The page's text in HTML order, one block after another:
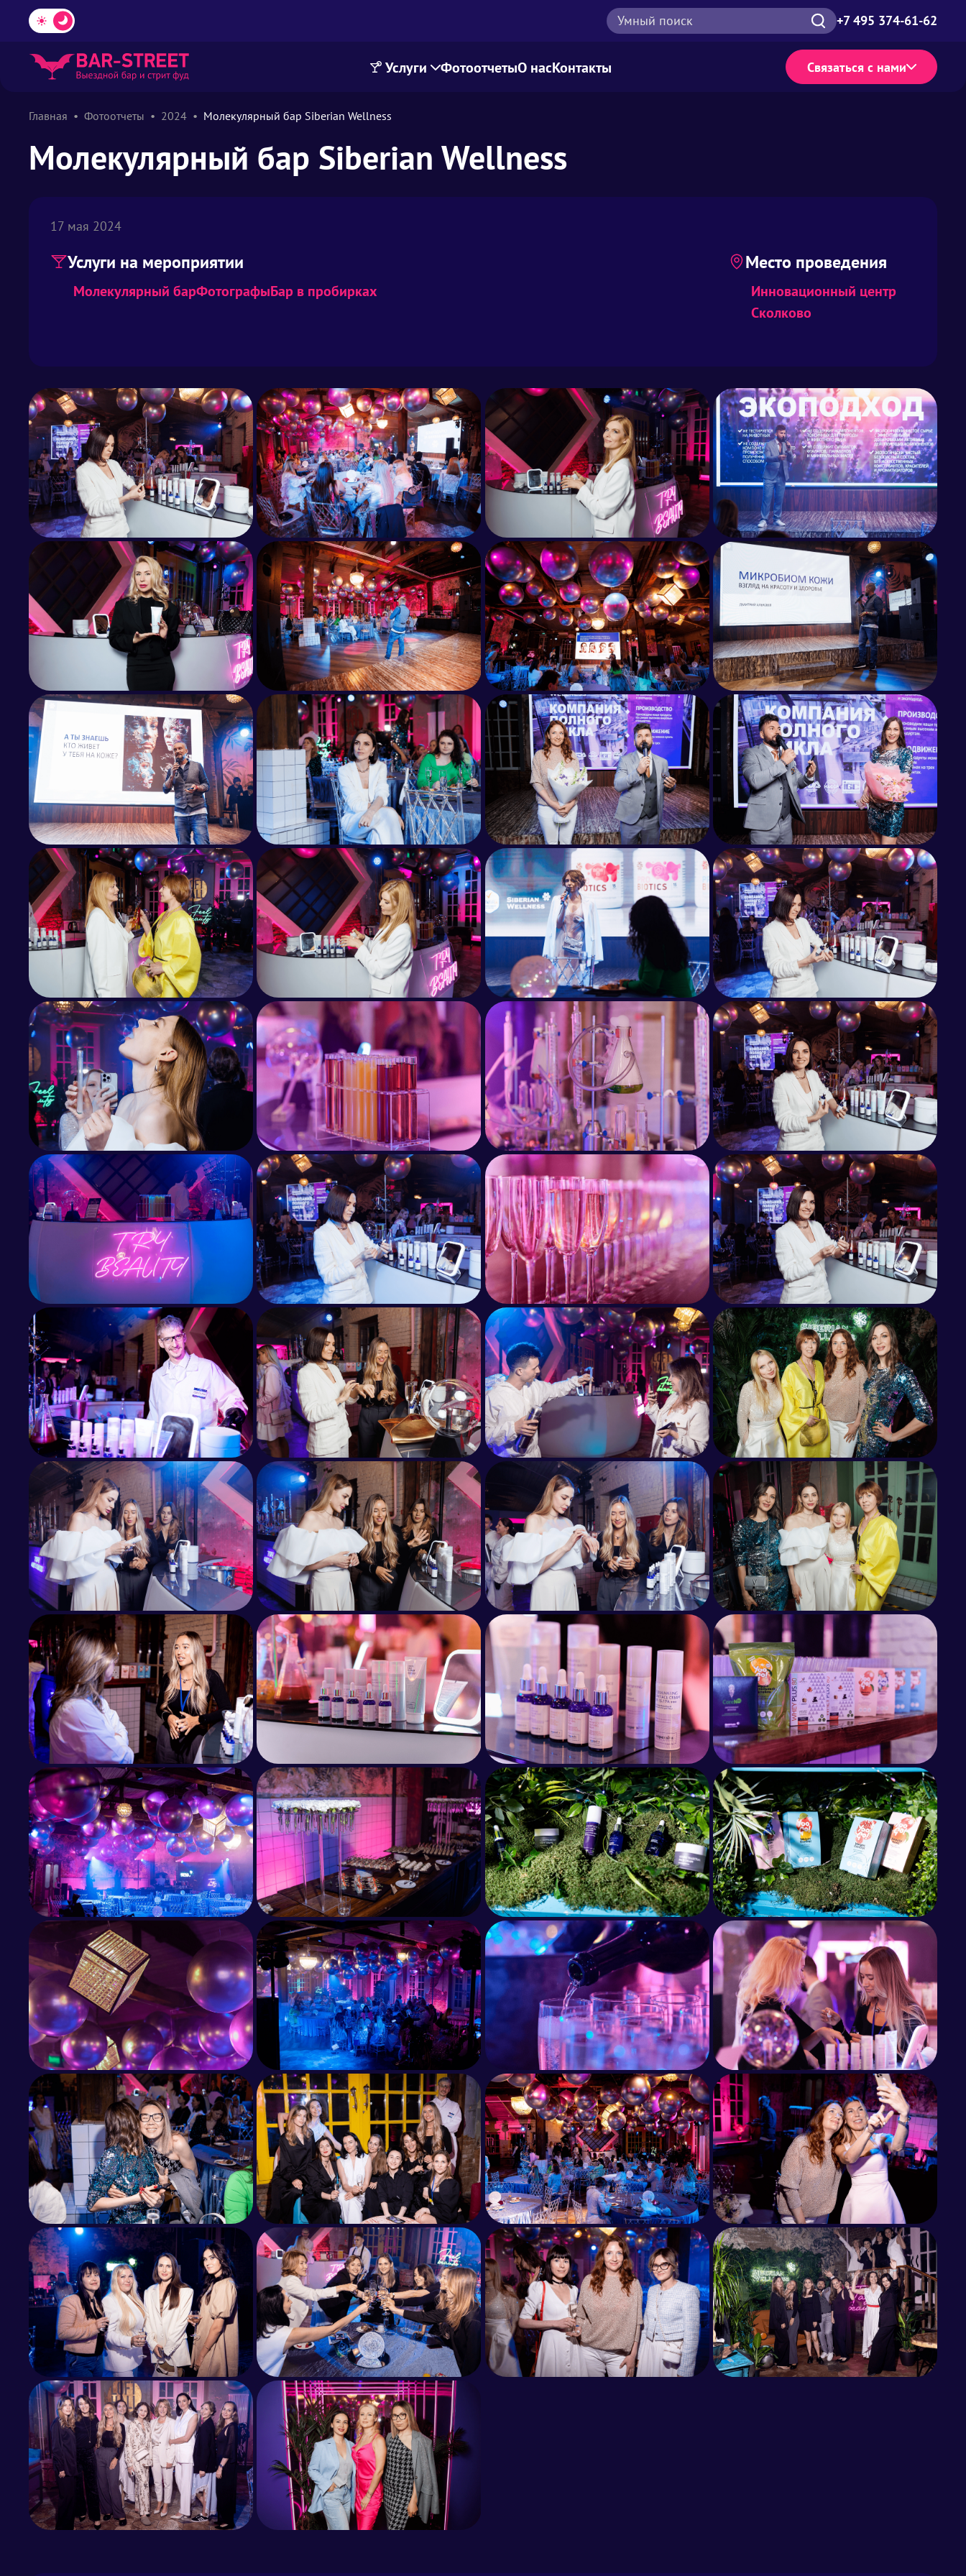
Умный поиск +7 495 374-61-62
Услуги ФотоотчетыО насКонтакты Связаться с нами
Главная Фотоотчеты 2024 Молекулярный бар Siberian Wellness
Молекулярный бар Siberian Wellness
17 мая 2024
Услуги на мероприятии
Молекулярный барФотографыБар в пробирках
Место проведения
Инновационный центр
Сколково